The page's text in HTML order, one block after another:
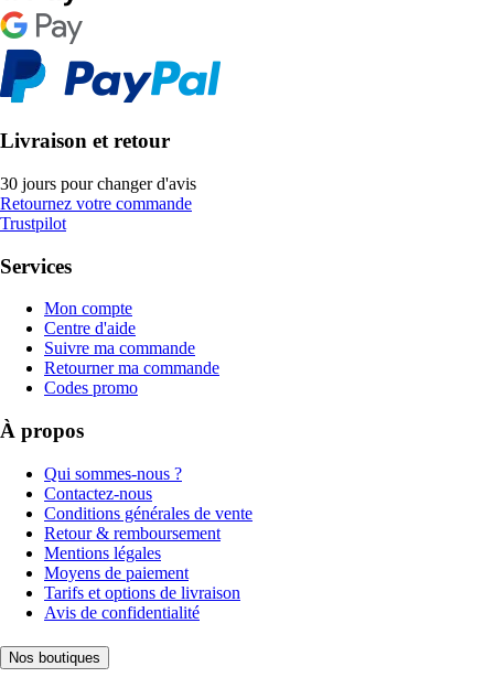
Livraison et retour
30 jours pour changer d'avis
Retournez votre commande
Trustpilot
Services
Mon compte
Centre d'aide
Suivre ma commande
Retourner ma commande
Codes promo
À propos
Qui sommes-nous ?
Contactez-nous
Conditions générales de vente
Retour & remboursement
Mentions légales
Moyens de paiement
Tarifs et options de livraison
Avis de confidentialité
Nos boutiques